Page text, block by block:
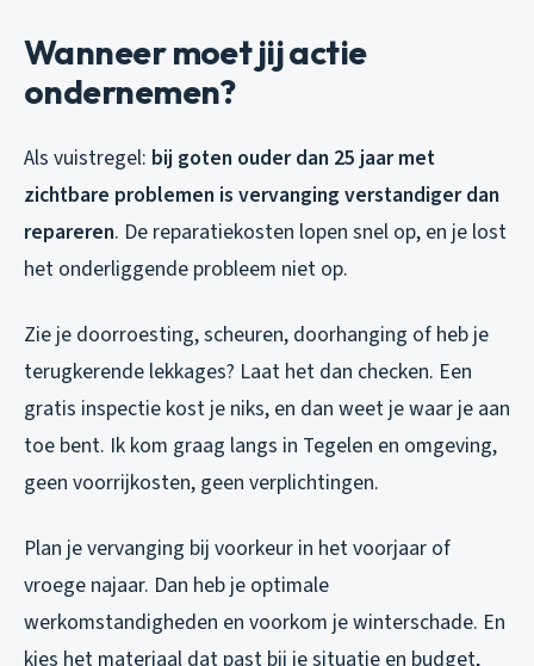
Wanneer moet jij actie
ondernemen?
Als vuistregel: bij goten ouder dan 25 jaar met
zichtbare problemen is vervanging verstandiger dan
repareren. De reparatiekosten lopen snel op, en je lost
het onderliggende probleem niet op.
Zie je doorroesting, scheuren, doorhanging of heb je
terugkerende lekkages? Laat het dan checken. Een
gratis inspectie kost je niks, en dan weet je waar je aan
toe bent. Ik kom graag langs in Tegelen en omgeving,
geen voorrijkosten, geen verplichtingen.
Plan je vervanging bij voorkeur in het voorjaar of
vroege najaar. Dan heb je optimale
werkomstandigheden en voorkom je winterschade. En
kies het materiaal dat past bij je situatie en budget,